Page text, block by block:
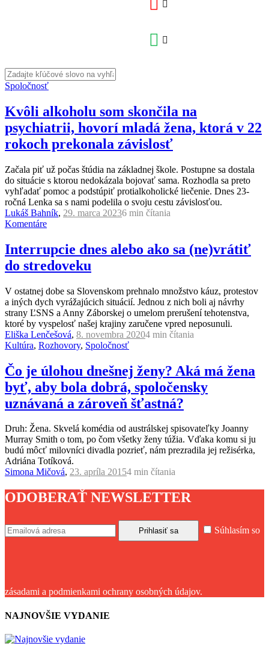
Spoločnosť
Kvôli alkoholu som skončila na
psychiatrii, hovorí mladá žena, ktorá v 22
rokoch prekonala závislosť
Začala piť už počas štúdia na základnej škole. Postupne sa dostala
do situácie s ktorou nedokázala bojovať sama. Rozhodla sa preto
vyhľadať pomoc a podstúpiť protialkoholické liečenie. Dnes 23-
ročná Lenka sa s nami podelila o svoju cestu závislosťou.
Lukáš Bahník, 29. marca 20236 min čítania
Komentáre
Interrupcie dnes alebo ako sa (ne)vrátiť
do stredoveku
V ostatnej dobe sa Slovenskom prehnalo množstvo káuz, protestov
a iných dych vyrážajúcich situácií. Jednou z nich boli aj návrhy
strany ĽSNS a Anny Záborskej o umelom prerušení tehotenstva,
ktoré by vyspelosť našej krajiny zaručene vpred neposunuli.
Eliška Lenčešová, 8. novembra 20204 min čítania
Kultúra, Rozhovory, Spoločnosť
Čo je úlohou dnešnej ženy? Aká má žena
byť, aby bola dobrá, spoločensky
uznávaná a zároveň šťastná?
Druh: Žena. Skvelá komédia od austrálskej spisovateľky Joanny
Murray Smith o tom, po čom všetky ženy túžia. Vďaka komu si ju
budú môcť milovníci divadla pozrieť, nám prezradila jej režisérka,
Adriána Totíková.
Simona Mičová, 23. apríla 20154 min čítania
ODOBERAŤ NEWSLETTER
Súhlasím so
zásadami a podmienkami ochrany osobných údajov.
NAJNOVŠIE VYDANIE